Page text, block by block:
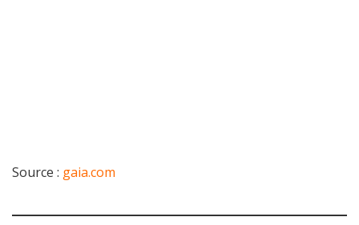
Source : gaia.com